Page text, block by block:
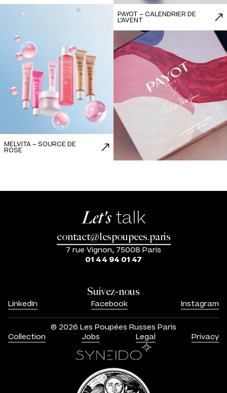
MELVITA – SOURCE DE
ROSE
PAYOT – CALENDRIER DE
L’AVENT
Let'stalk
contact@lespoupees.paris
7 rue Vignon, 75008 Paris
01 44 94 01 47
Suivez-nous
LinkedIn Facebook Instagram
© 2026 Les Poupées Russes Paris
Collection
Jobs Legal Privacy